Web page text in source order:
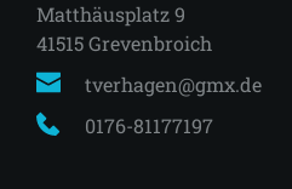
Matthäusplatz 9
41515 Grevenbroich
tverhagen@gmx.de
0176-81177197